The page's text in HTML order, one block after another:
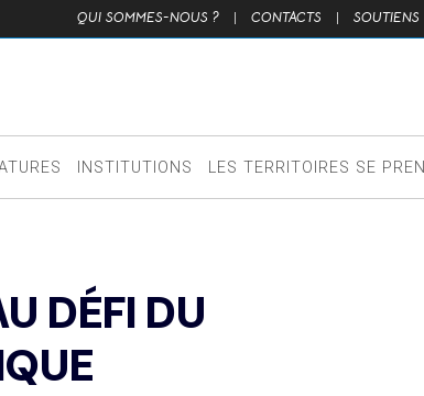
QUI SOMMES-NOUS ? | CONTACTS | SOUTIENS
INSTITUTIONS LES TERRITOIRES SE
DÉFI DU